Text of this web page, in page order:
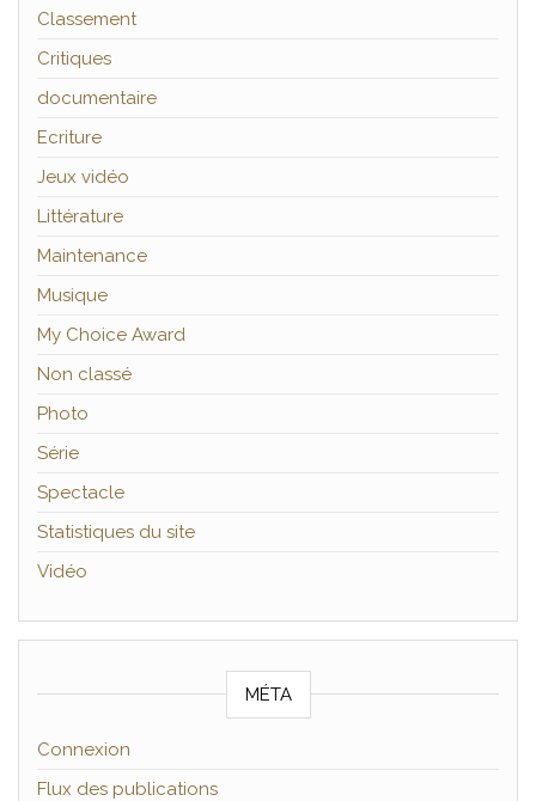
Classement
Critiques
documentaire
Ecriture
Jeux vidéo
Littérature
Maintenance
Musique
My Choice Award
Non classé
Photo
Série
Spectacle
Statistiques du site
Vidéo
MÉTA
Connexion
Flux des publications